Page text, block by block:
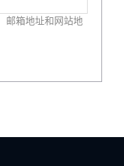
邮箱地址和网站地